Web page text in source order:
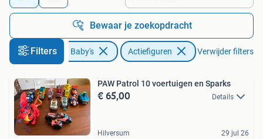
Bewaar je zoekopdracht
Filters
Kinderen en Baby's Actiefiguren Verwijder filters
PAW Patrol 10 voertuigen en Sparks
€ 65,00 Details
Hilversum 29 jul 26